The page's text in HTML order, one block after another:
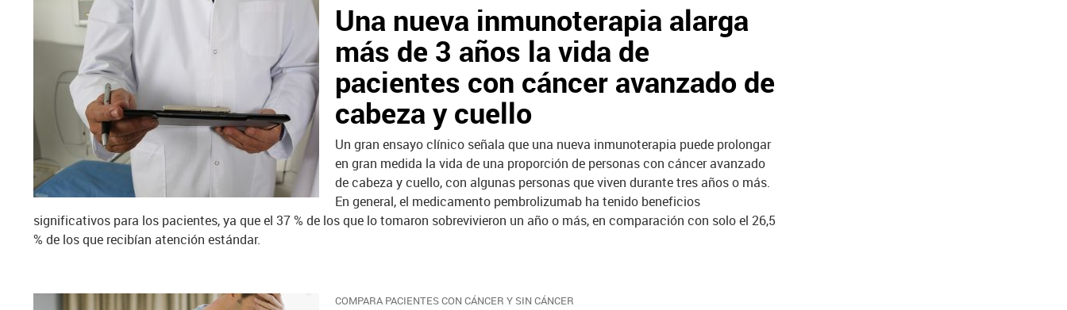
Una nueva inmunoterapia alarga
más de 3 años la vida de
pacientes con cáncer avanzado de
cabeza y cuello
Un gran ensayo clínico señala que una nueva inmunoterapia puede prolongar
en gran medida la vida de una proporción de personas con cáncer avanzado
de cabeza y cuello, con algunas personas que viven durante tres años o más.
En general, el medicamento pembrolizumab ha tenido beneficios
significativos para los pacientes, ya que el 37 % de los que lo tomaron sobrevivieron un año o más, en comparación con solo el 26,5
% de los que recibían atención estándar.
COMPARA PACIENTES CON CÁNCER Y SIN CÁNCER